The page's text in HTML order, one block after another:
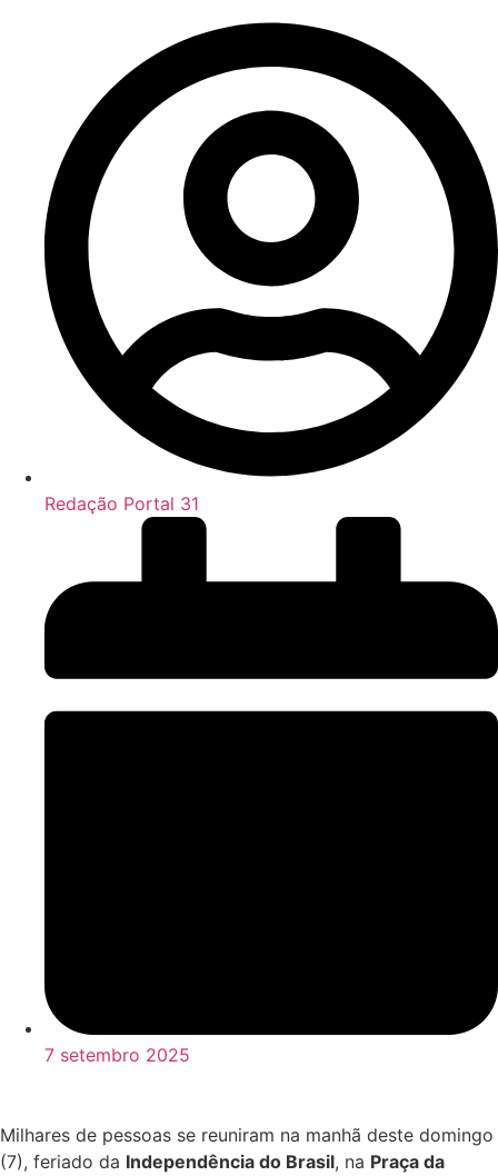
Redação Portal 31
7 setembro 2025
Milhares de pessoas se reuniram na manhã deste domingo
(7), feriado da Independência do Brasil, na Praça da